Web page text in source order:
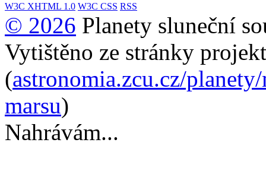
W3C XHTML 1.0 W3C CSS RSS
© 2026 Planety sluneční
Vytištěno ze stránky
(astronomia.zcu.cz/
marsu)
Nahrávám...